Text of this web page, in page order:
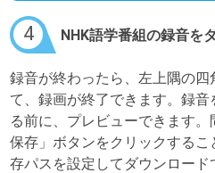
4 NHK語学番組の録音を
録音が終わったら、左上隅の
て、録画が終了できます。録
る前に、プレビューできます
保存」ボタンをクリックする
存パスを設定してダウンロー